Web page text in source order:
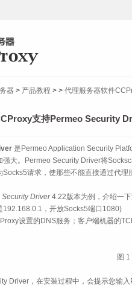
器 > 产品教程 > > 代理服务器软件
支持Permeo Security
是Permeo Application Security
强大。Permeo Security Driver将
Socks5请求，使那些不能直接通过代
Security Driver4.22版本为例，介绍一
192.168.0.1，开放Socks5端口1080)
设置的DNS服务；客户端机器的
图 1
Driver，在安装过程中，会提示您输